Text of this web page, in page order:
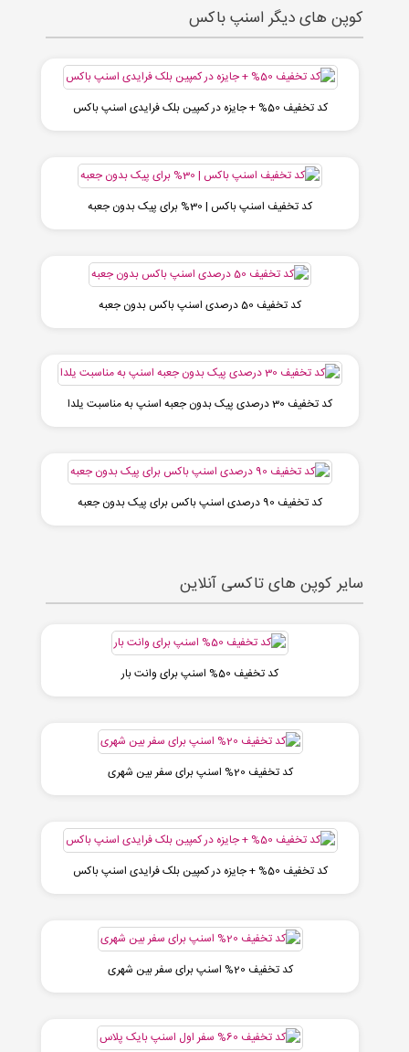
کوپن های دیگر اسنپ باکس
کد تخفیف 50% + جایزه در کمپین بلک فرایدی اسنپ باکس
کد تخفیف اسنپ باکس | 30% برای پیک بدون جعبه
کد تخفیف 50 درصدی اسنپ باکس بدون جعبه
کد تخفیف 30 درصدی پیک بدون جعبه اسنپ به مناسبت یلدا
کد تخفیف 90 درصدی اسنپ باکس برای پیک بدون جعبه
سایر کوپن های تاکسی آنلاین
کد تخفیف 50% اسنپ برای وانت بار
کد تخفیف 20% اسنپ برای سفر بین شهری
کد تخفیف 50% + جایزه در کمپین بلک فرایدی اسنپ باکس
کد تخفیف 20% اسنپ برای سفر بین شهری